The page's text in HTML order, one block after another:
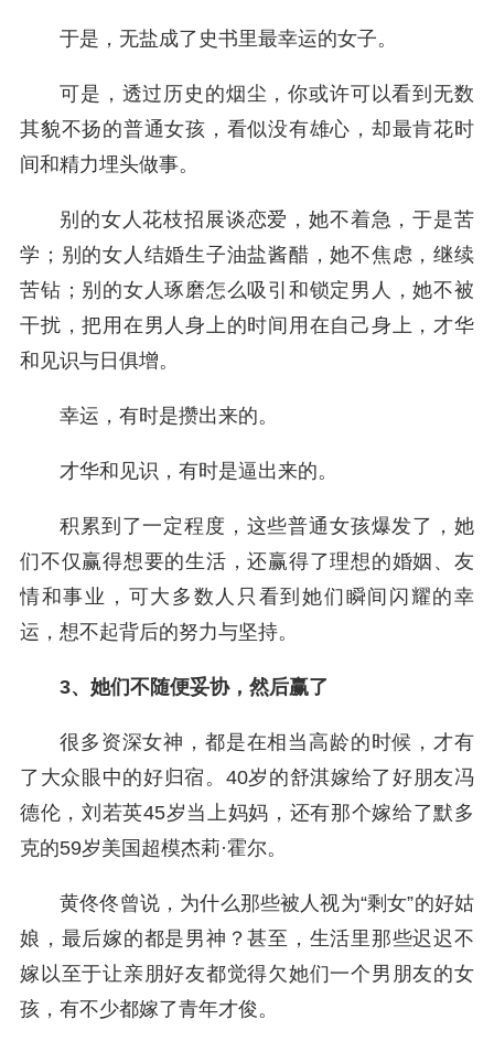
于是，无盐成了史书里最幸运的女子。
可是，透过历史的烟尘，你或许可以看到无数
其貌不扬的普通女孩，看似没有雄心，却最肯花时
间和精力埋头做事。
别的女人花枝招展谈恋爱，她不着急，于是苦
学；别的女人结婚生子油盐酱醋，她不焦虑，继续
苦钻；别的女人琢磨怎么吸引和锁定男人，她不被
干扰，把用在男人身上的时间用在自己身上，才华
和见识与日俱增。
幸运，有时是攒出来的。
才华和见识，有时是逼出来的。
积累到了一定程度，这些普通女孩爆发了，她
们不仅赢得想要的生活，还赢得了理想的婚姻、友
情和事业，可大多数人只看到她们瞬间闪耀的幸
运，想不起背后的努力与坚持。
3、她们不随便妥协，然后赢了
很多资深女神，都是在相当高龄的时候，才有
了大众眼中的好归宿。40岁的舒淇嫁给了好朋友冯
德伦，刘若英45岁当上妈妈，还有那个嫁给了默多
克的59岁美国超模杰莉·霍尔。
黄佟佟曾说，为什么那些被人视为“剩女”的好姑
娘，最后嫁的都是男神？甚至，生活里那些迟迟不
嫁以至于让亲朋好友都觉得欠她们一个男朋友的女
孩，有不少都嫁了青年才俊。